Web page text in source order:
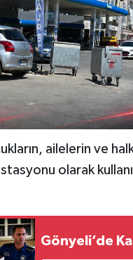
ailelerin ve
olarak
Gönyeli’de